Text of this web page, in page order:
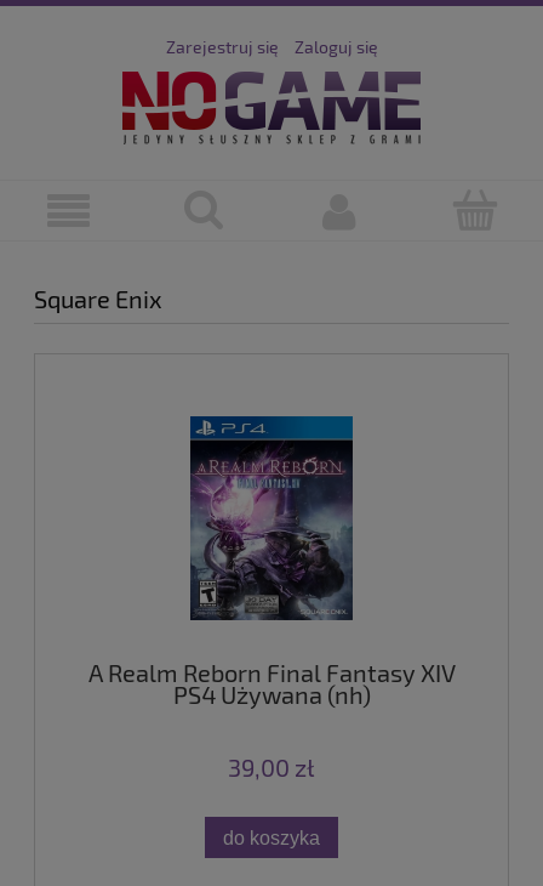
Zarejestruj się Zaloguj się
Square Enix
A Realm Reborn Final Fantasy XIV
PS4 Używana (nh)
39,00 zł
do koszyka